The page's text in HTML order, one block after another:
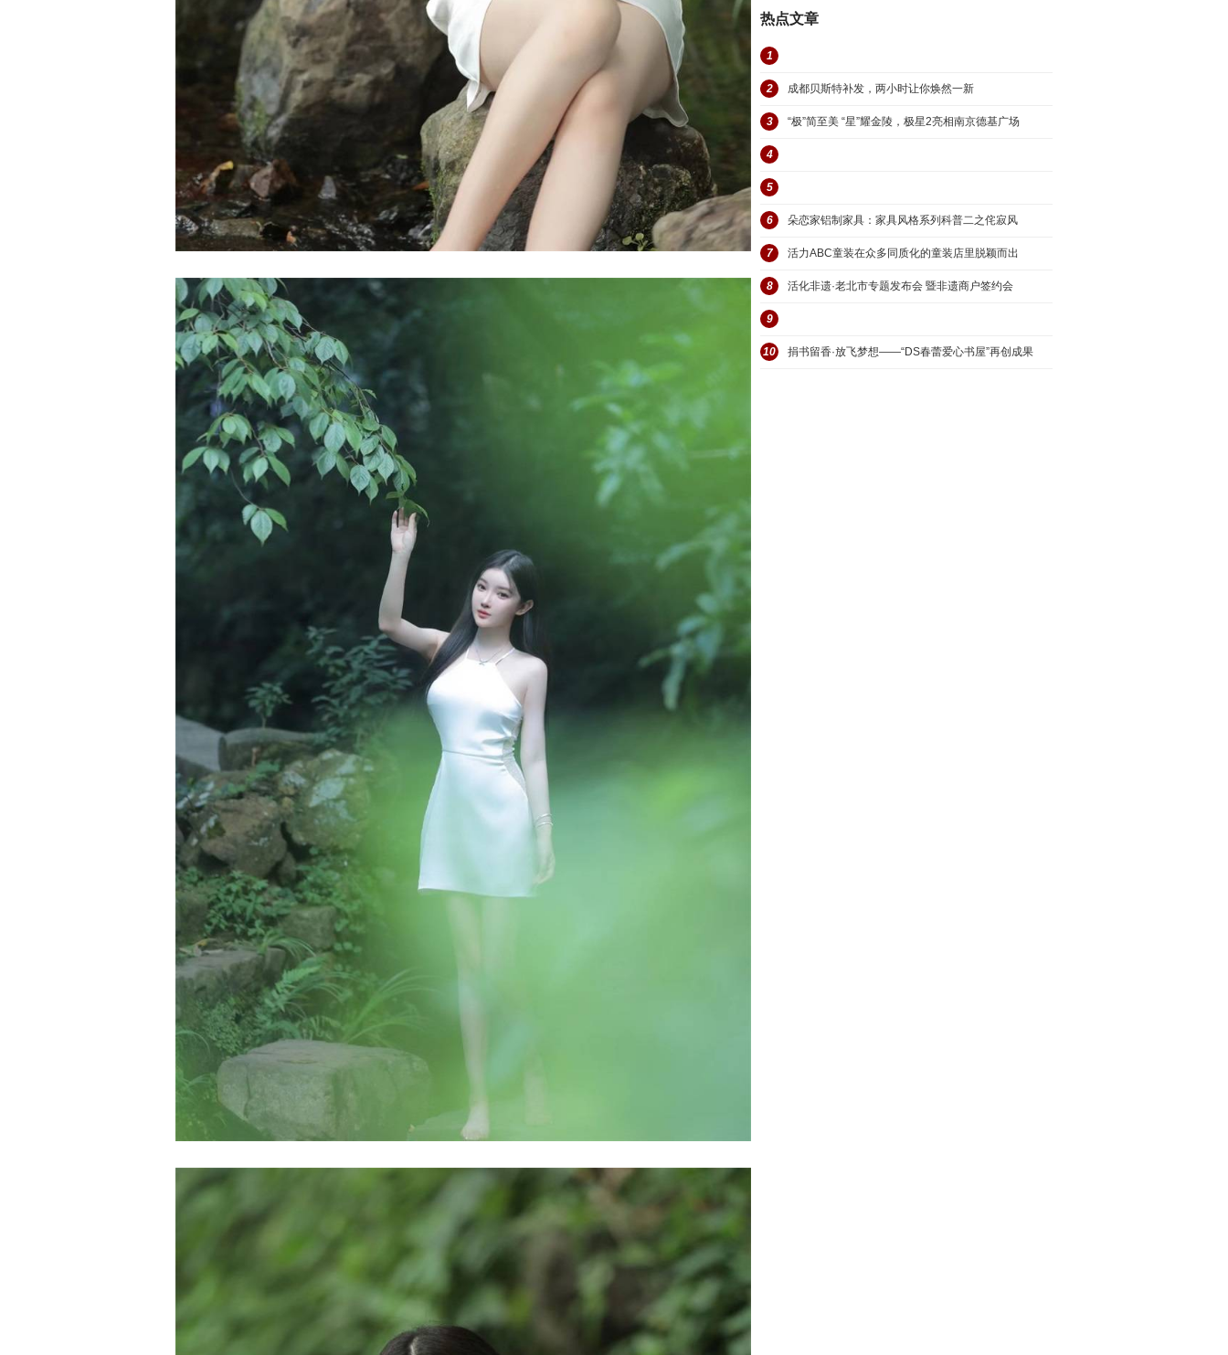
热点文章
1
康黎医学亮相第十七次全国精神医学大会，助力精神类疾
病精
2 成都贝斯特补发，两小时让你焕然一新
3 “极”简至美 “星”耀金陵，极星2亮相南京德基广场
4
活力ABC童装加盟费多少?让童年有声有色度过难忘时光
5
想做淘宝天猫全球购，哪里找正品澳洲新西兰货源？假货
勿扰
6 朵恋家铝制家具：家具风格系列科普二之侘寂风
7 活力ABC童装在众多同质化的童装店里脱颖而出
8 活化非遗·老北市专题发布会 暨非遗商户签约会
9
御尚新居轻钢别墅怎么样？适应市场的需求，符合可持续
10 捐书留香·放飞梦想——“DS春蕾爱心书屋”再创成果